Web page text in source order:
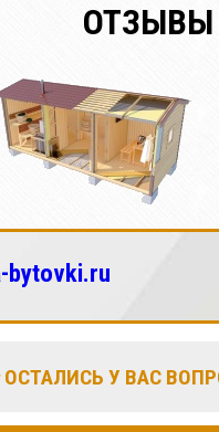
ОТЗЫВЫ
bytovki.ru
ОСТАЛИСЬ У ВАС